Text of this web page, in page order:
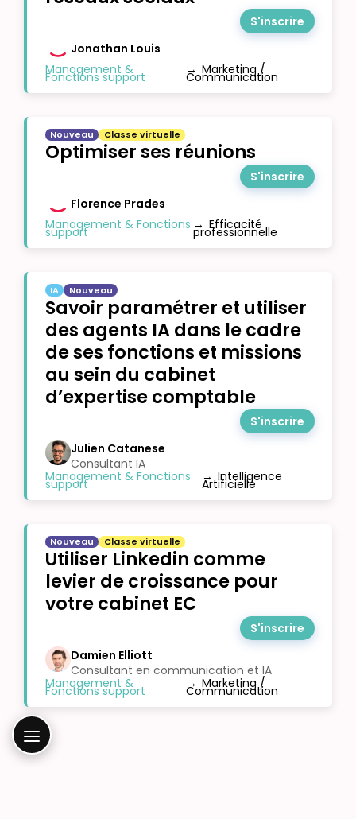
S'inscrire
Jonathan Louis
Management &
Fonctions support → Marketing /
Communication
Nouveau Classe virtuelle
Optimiser ses réunions
S'inscrire
Florence Prades
Management & Fonctions
support → Efficacité
professionnelle
IA Nouveau
Savoir paramétrer et utiliser
des agents IA dans le cadre
de ses fonctions et missions
au sein du cabinet
d’expertise comptable
S'inscrire
Julien Catanese
Consultant IA
Management & Fonctions
support → Intelligence
Artificielle
Nouveau Classe virtuelle
Utiliser Linkedin comme
levier de croissance pour
votre cabinet EC
S'inscrire
Damien Elliott
Consultant en communication et IA
Management &
Fonctions support → Marketing /
Communication